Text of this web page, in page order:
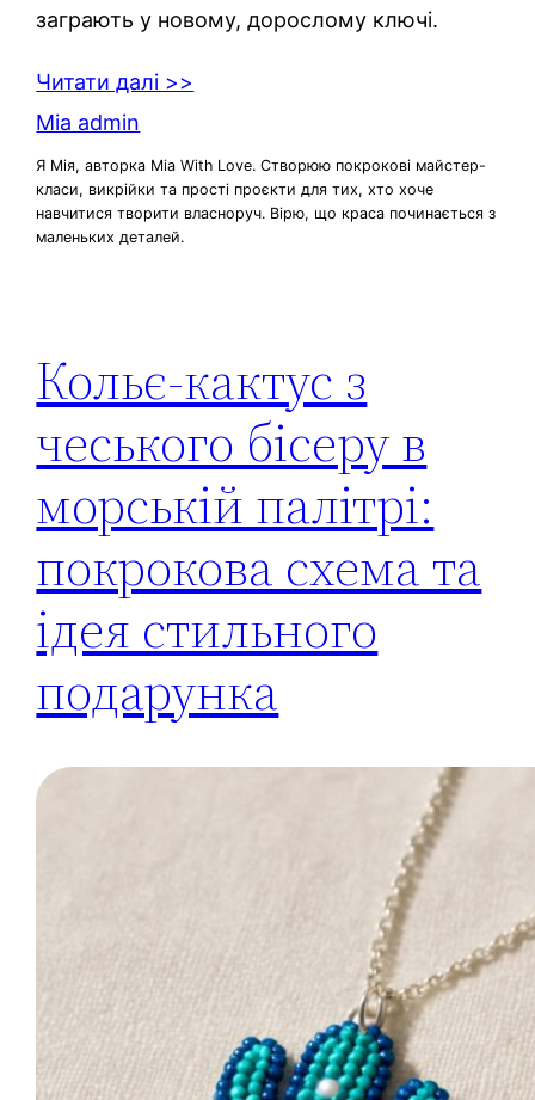
заграють у новому, дорослому ключі.
Читати далі >>
Mia admin
Я Мія, авторка Mia With Love. Створюю покрокові майстер-
класи, викрійки та прості проєкти для тих, хто хоче
навчитися творити власноруч. Вірю, що краса починається з
маленьких деталей.
Кольє-кактус з
чеського бісеру в
морській палітрі:
покрокова схема та
ідея стильного
подарунка